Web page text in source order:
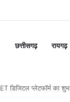
छत्तीसगढ़ रायगढ़
प्लेटफॉर्म का